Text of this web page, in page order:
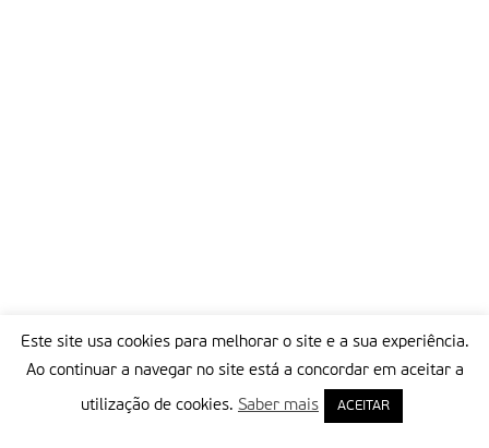
Este site usa cookies para melhorar o site e a sua experiência.
Ao continuar a navegar no site está a concordar em aceitar a
utilização de cookies. Saber mais ACEITAR